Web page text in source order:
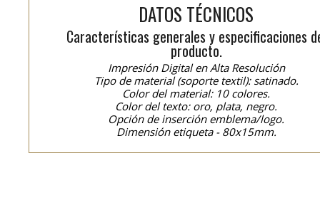
DATOS TÉCNICOS
Características generales y especificaciones
producto.
Impresión Digital en Alta Resolución
Tipo de material (soporte textil): satinado.
Color del material: 10 colores.
Color del texto: oro, plata, negro.
Opción de inserción emblema/logo.
Dimensión etiqueta - 80x15mm.